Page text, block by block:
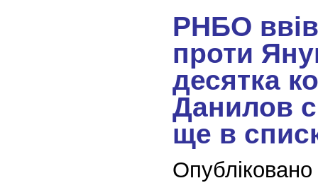
РНБО ввів
проти
десятка
Данилов
ще в